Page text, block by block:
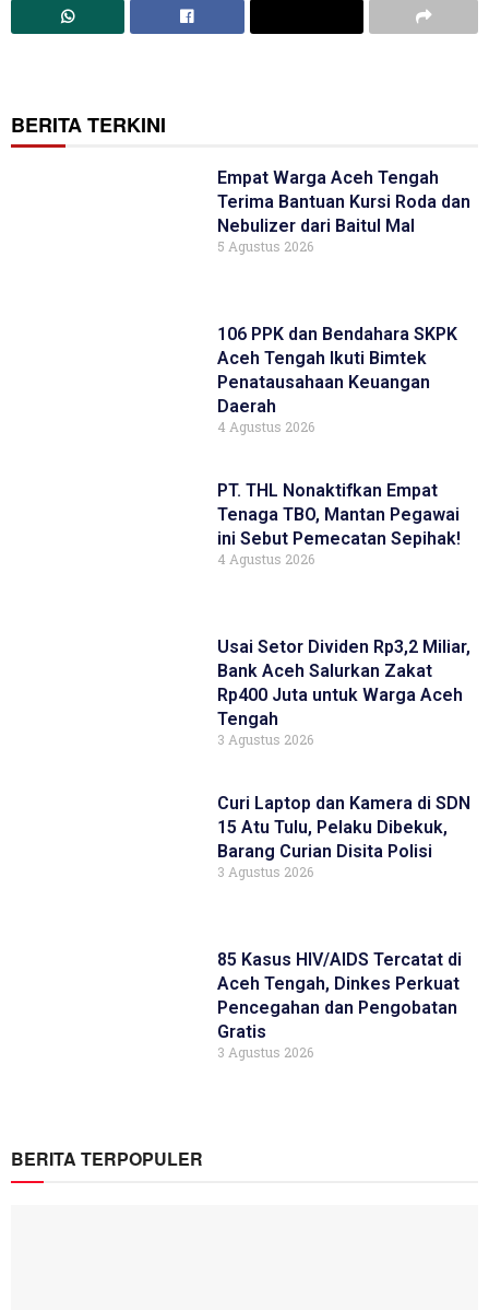
BERITA TERKINI
Empat Warga Aceh Tengah
Terima Bantuan Kursi Roda dan
Nebulizer dari Baitul Mal
5 Agustus 2026
106 PPK dan Bendahara SKPK
Aceh Tengah Ikuti Bimtek
Penatausahaan Keuangan
Daerah
4 Agustus 2026
PT. THL Nonaktifkan Empat
Tenaga TBO, Mantan Pegawai
ini Sebut Pemecatan Sepihak!
4 Agustus 2026
Usai Setor Dividen Rp3,2 Miliar,
Bank Aceh Salurkan Zakat
Rp400 Juta untuk Warga Aceh
Tengah
3 Agustus 2026
Curi Laptop dan Kamera di SDN
15 Atu Tulu, Pelaku Dibekuk,
Barang Curian Disita Polisi
3 Agustus 2026
85 Kasus HIV/AIDS Tercatat di
Aceh Tengah, Dinkes Perkuat
Pencegahan dan Pengobatan
Gratis
3 Agustus 2026
BERITA TERPOPULER